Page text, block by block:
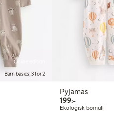
Online edition
Barn basics, 3 för 2
Pyjamas
199:-199,00 kr
Ekologisk bomull